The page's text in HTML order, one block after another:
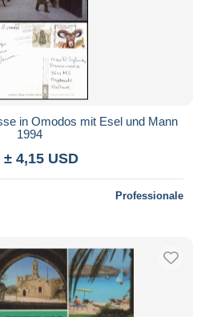
in Omodos mit Esel und Mann
1994
± 4,15 USD
Professionale